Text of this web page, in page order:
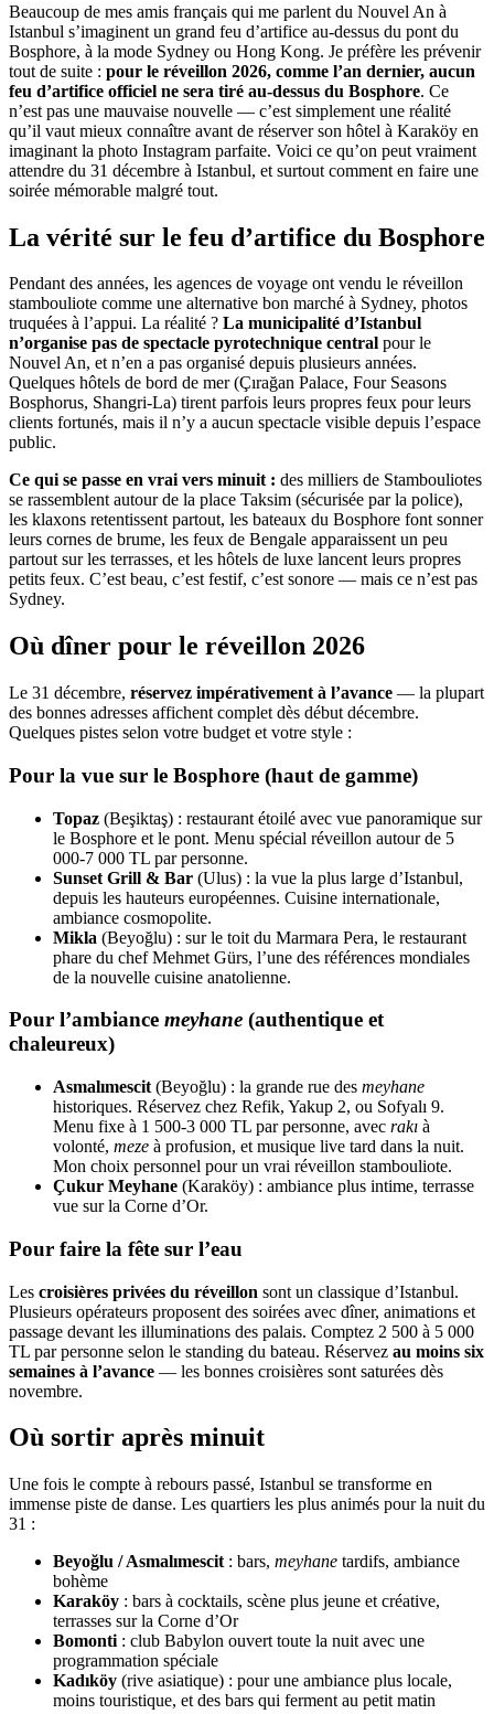
Beaucoup de mes amis français qui me parlent du Nouvel An à
Istanbul s’imaginent un grand feu d’artifice au-dessus du pont du
Bosphore, à la mode Sydney ou Hong Kong. Je préfère les prévenir
tout de suite : pour le réveillon 2026, comme l’an dernier, aucun
feu d’artifice officiel ne sera tiré au-dessus du Bosphore. Ce
n’est pas une mauvaise nouvelle — c’est simplement une réalité
qu’il vaut mieux connaître avant de réserver son hôtel à Karaköy en
imaginant la photo Instagram parfaite. Voici ce qu’on peut vraiment
attendre du 31 décembre à Istanbul, et surtout comment en faire une
soirée mémorable malgré tout.
La vérité sur le feu d’artifice du Bosphore
Pendant des années, les agences de voyage ont vendu le réveillon
stambouliote comme une alternative bon marché à Sydney, photos
truquées à l’appui. La réalité ? La municipalité d’Istanbul
n’organise pas de spectacle pyrotechnique central pour le
Nouvel An, et n’en a pas organisé depuis plusieurs années.
Quelques hôtels de bord de mer (Çırağan Palace, Four Seasons
Bosphorus, Shangri-La) tirent parfois leurs propres feux pour leurs
clients fortunés, mais il n’y a aucun spectacle visible depuis l’espace
public.
Ce qui se passe en vrai vers minuit : des milliers de Stambouliotes
se rassemblent autour de la place Taksim (sécurisée par la police),
les klaxons retentissent partout, les bateaux du Bosphore font sonner
leurs cornes de brume, les feux de Bengale apparaissent un peu
partout sur les terrasses, et les hôtels de luxe lancent leurs propres
petits feux. C’est beau, c’est festif, c’est sonore — mais ce n’est pas
Sydney.
Où dîner pour le réveillon 2026
Le 31 décembre, réservez impérativement à l’avance — la plupart
des bonnes adresses affichent complet dès début décembre.
Quelques pistes selon votre budget et votre style :
Pour la vue sur le Bosphore (haut de gamme)
Topaz (Beşiktaş) : restaurant étoilé avec vue panoramique sur
le Bosphore et le pont. Menu spécial réveillon autour de 5
000-7 000 TL par personne.
Sunset Grill & Bar (Ulus) : la vue la plus large d’Istanbul,
depuis les hauteurs européennes. Cuisine internationale,
ambiance cosmopolite.
Mikla (Beyoğlu) : sur le toit du Marmara Pera, le restaurant
phare du chef Mehmet Gürs, l’une des références mondiales
de la nouvelle cuisine anatolienne.
Pour l’ambiance meyhane (authentique et
chaleureux)
Asmalımescit (Beyoğlu) : la grande rue des meyhane
historiques. Réservez chez Refik, Yakup 2, ou Sofyalı 9.
Menu fixe à 1 500-3 000 TL par personne, avec rakı à
volonté, meze à profusion, et musique live tard dans la nuit.
Mon choix personnel pour un vrai réveillon stambouliote.
Çukur Meyhane (Karaköy) : ambiance plus intime, terrasse
vue sur la Corne d’Or.
Pour faire la fête sur l’eau
Les croisières privées du réveillon sont un classique d’Istanbul.
Plusieurs opérateurs proposent des soirées avec dîner, animations et
passage devant les illuminations des palais. Comptez 2 500 à 5 000
TL par personne selon le standing du bateau. Réservez au moins six
semaines à l’avance — les bonnes croisières sont saturées dès
novembre.
Où sortir après minuit
Une fois le compte à rebours passé, Istanbul se transforme en
immense piste de danse. Les quartiers les plus animés pour la nuit du
31 :
Beyoğlu / Asmalımescit : bars, meyhane tardifs, ambiance
bohème
Karaköy : bars à cocktails, scène plus jeune et créative,
terrasses sur la Corne d’Or
Bomonti : club Babylon ouvert toute la nuit avec une
programmation spéciale
Kadıköy (rive asiatique) : pour une ambiance plus locale,
moins touristique, et des bars qui ferment au petit matin